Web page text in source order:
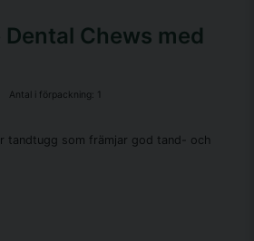
Chews med
Antal i förpackning: 1
tandtugg som främjar god tand- och